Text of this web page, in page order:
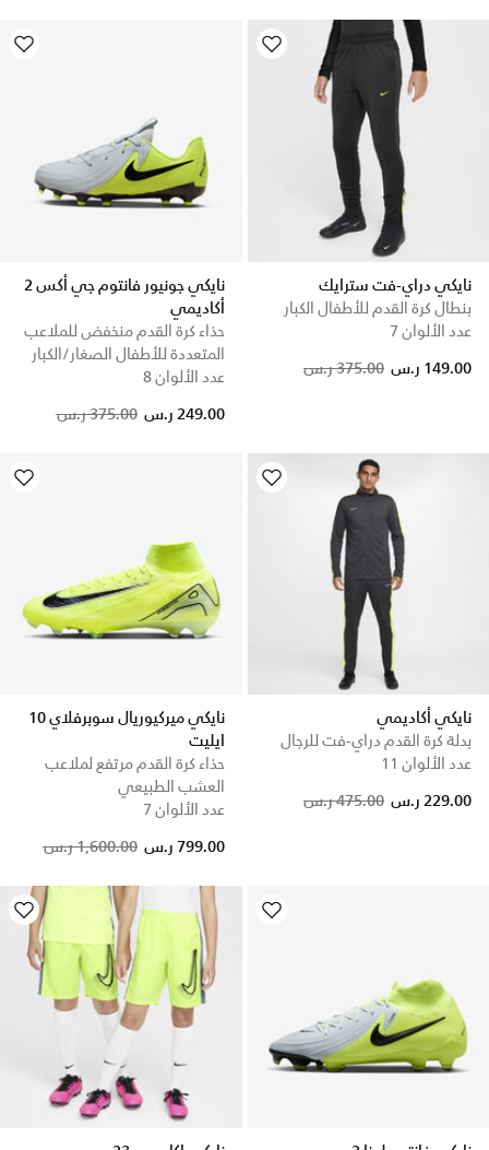
نايكي دراي-فت سترايك
بنطال كرة القدم للأطفال الكبار
عدد الألوان 7
Price reduced from
375.00 ر.س to 149.00 ر.س
نايكي جونيور فانتوم جي أكس 2
أكاديمي
حذاء كرة القدم منخفض للملاعب
المتعددة للأطفال الصغار/الكبار
عدد الألوان 8
Price reduced from
375.00 ر.س to 249.00 ر.س
نايكي أكاديمي
بدلة كرة القدم دراي-فت للرجال
عدد الألوان 11
Price reduced from
475.00 ر.س to 229.00 ر.س
نايكي ميركيوريال سوبرفلاي 10
ايليت
حذاء كرة القدم مرتفع لملاعب
العشب الطبيعي
عدد الألوان 7
Price reduced from
1,600.00 ر.س to 799.00 ر.س